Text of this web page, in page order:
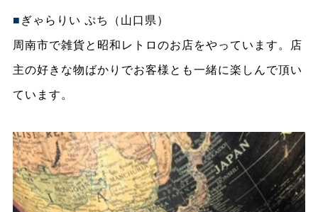
■ ぎゃらりい ぷち （山口県）
周南市で雑貨と昭和レトロのお店をやっています。店
主の好きな物ばかりでお客様とも一緒に楽しんで頂い
ています。